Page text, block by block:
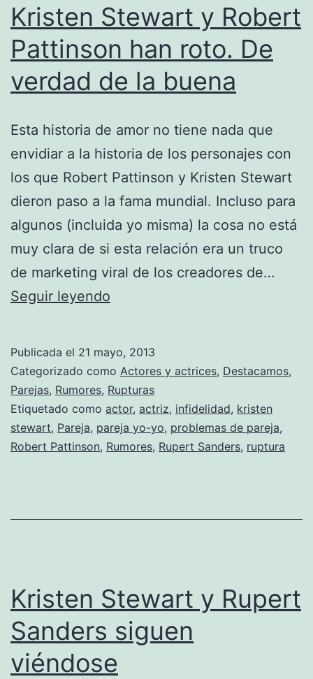
Kristen Stewart y Robert
Pattinson han roto. De
verdad de la buena
Esta historia de amor no tiene nada que
envidiar a la historia de los personajes con
los que Robert Pattinson y Kristen Stewart
dieron paso a la fama mundial. Incluso para
algunos (incluida yo misma) la cosa no está
muy clara de si esta relación era un truco
de marketing viral de los creadores de…
Seguir leyendo
Robert
Pattinson
han
roto.
Publicada el 21 mayo, 2013
Categorizado como Actores y actrices, Destacamos,
Parejas, Rumores, Rupturas
Etiquetado como actor, actriz, infidelidad, kristen
stewart, Pareja, pareja yo-yo, problemas de pareja,
Robert Pattinson, Rumores, Rupert Sanders, ruptura
Kristen Stewart y Rupert
Sanders siguen
viéndose